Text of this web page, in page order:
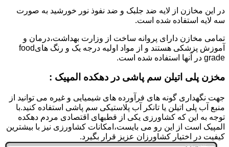
در این مخازن از لایه ضد جلبک و ضد نفوذ نور خورشید به صورت
سه لایه استفاده شده است.
تمامی مخازن دارای پروانه ساخت از وزارت بهداشت،درمان و
آموزش پزشکی هستند و از مواد اولیه درجه یک و رنگ هایfood
grade در آنها استفاده شده است.
مخزن پلی اتیلن سم پاشی در دهکده المپیک :
جهت نگهداری گونه های فرآورده های شیمیایی و غیره می توانید از
منبع آب پلی اتیلن یا تانکر آب پلاستیکی سم پاشی استفاده کنید.با
توجه به این که کشاورزی یکی از قطبهای اقتصادی مردم دهکده
المپیک است از این رو می بایست،امکانات کشاورزی نیز با بیشترین
کیفیت در اختیار کشاورزان عزیز قرار بگیرد.